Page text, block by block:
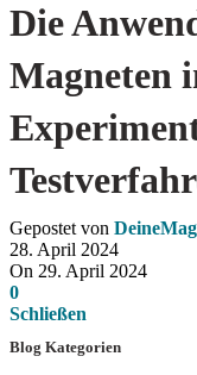
Die
Magneten
Gepostet von
28. April 2024
On 29. April 2024
0
Schließen
Blog Kategorien